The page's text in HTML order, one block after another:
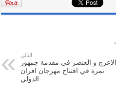
التالي
الاعرج و العنصر في مقدمة جمهور
نمرة في افتتاح مهرجان افران
الدولي